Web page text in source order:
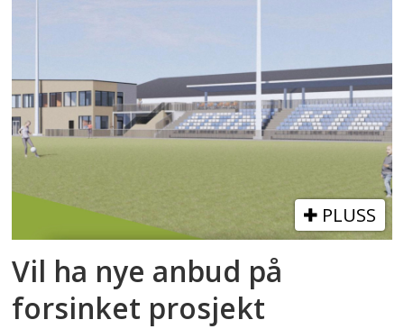
PLUSS
Vil ha nye anbud på
forsinket prosjekt